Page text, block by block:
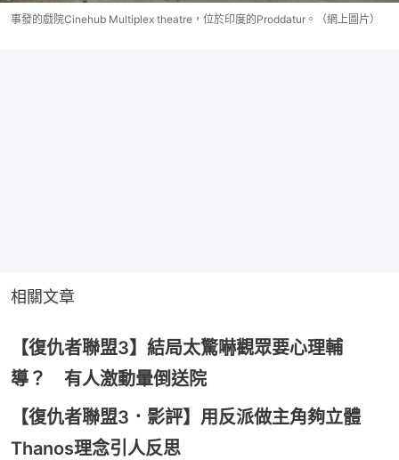
事發的戲院Cinehub Multiplex theatre，位於印度的Proddatur。（網上圖片）
相關文章
【復仇者聯盟3】結局太驚嚇觀眾要心理輔
導？ 有人激動暈倒送院
【復仇者聯盟3．影評】用反派做主角夠立體
Thanos理念引人反思